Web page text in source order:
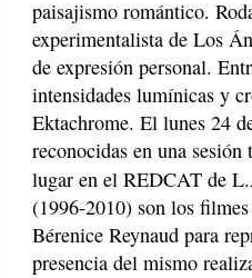
paisajismo romántico.
experimentalista de Los
de expresión personal.
intensidades lumínicas y
Ektachrome. El lunes 24
reconocidas en una
lugar en el REDCAT de
(1996-2010) son los
Bérenice Reynaud para
presencia del mismo